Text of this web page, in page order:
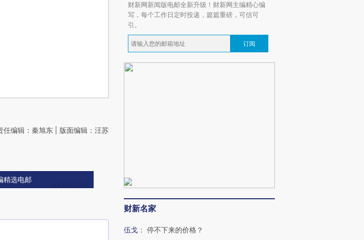
任编辑：秦旭东 | 版面编辑：汪苏
精选电邮
财新网新闻版电邮全新升级！财新网主编精心编
写，每个工作日定时投递，篇篇重磅，可信可
引。
订阅
财新名家
伍戈 ： 停不下来的价格？